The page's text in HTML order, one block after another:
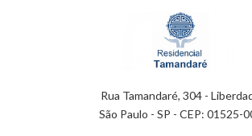
Rua Tamandaré, 304 -
São Paulo - SP - CEP: 01525-